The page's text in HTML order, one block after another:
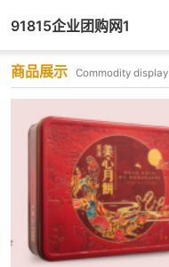
91815企业团购网1
商品展示 Commodity display